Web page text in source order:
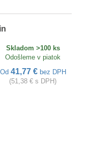
Skladom >100 ks
Odošleme v piatok
Od 41,77 € bez DPH
(51,38 € s DPH)